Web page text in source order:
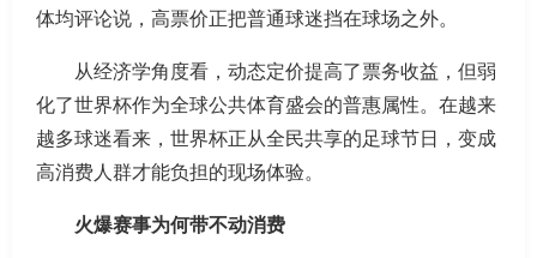
体均评论说，高票价正把普通球迷挡在球场之外。
从经济学角度看，动态定价提高了票务收益，但弱
化了世界杯作为全球公共体育盛会的普惠属性。在越来
越多球迷看来，世界杯正从全民共享的足球节日，变成
高消费人群才能负担的现场体验。
火爆赛事为何带不动消费